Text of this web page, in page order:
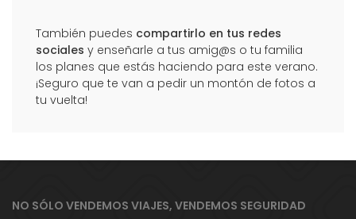
También puedes compartirlo en tus redes
sociales y enseñarle a tus amig@s o tu familia
los planes que estás haciendo para este verano.
¡Seguro que te van a pedir un montón de fotos a
tu vuelta!
NO SÓLO VENDEMOS VIAJES, VENDEMOS SEGURIDAD